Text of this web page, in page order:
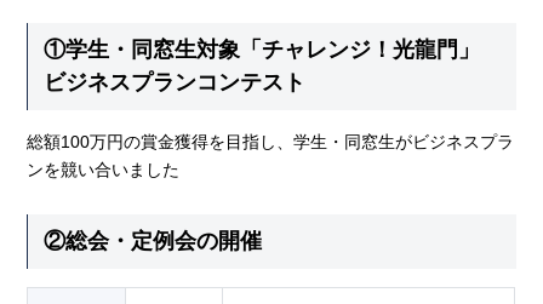
①学生・同窓生対象「チャレンジ！光龍門」
ビジネスプランコンテスト
総額100万円の賞金獲得を目指し、学生・同窓生がビジネスプラ
ンを競い合いました
②総会・定例会の開催